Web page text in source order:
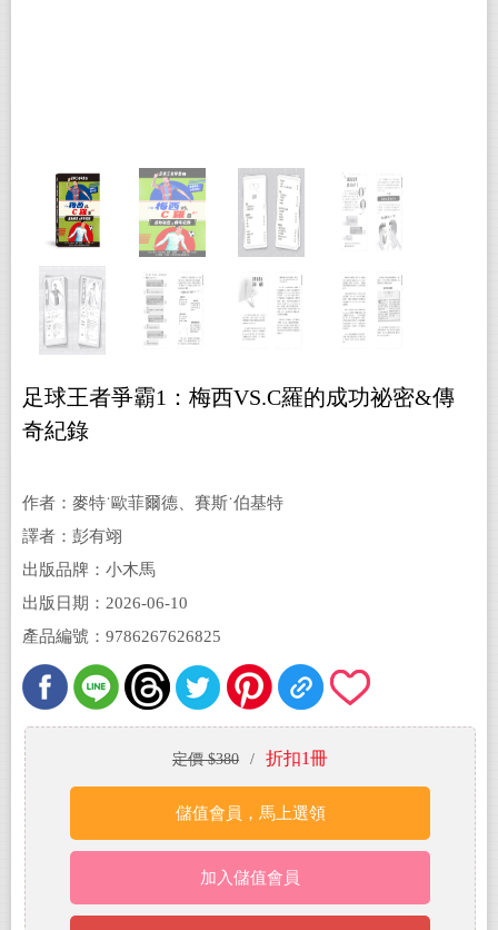
足球王者爭霸1：梅西VS.C羅的成功祕密&傳
奇紀錄
作者：麥特˙歐菲爾德、賽斯˙伯基特
譯者：彭有翊
出版品牌：小木馬
出版日期：2026-06-10
產品編號：9786267626825
定價 $380 / 折扣1冊
儲值會員，馬上選領
加入儲值會員